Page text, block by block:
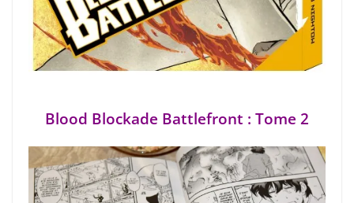
Blood Blockade Battlefront : Tome 2